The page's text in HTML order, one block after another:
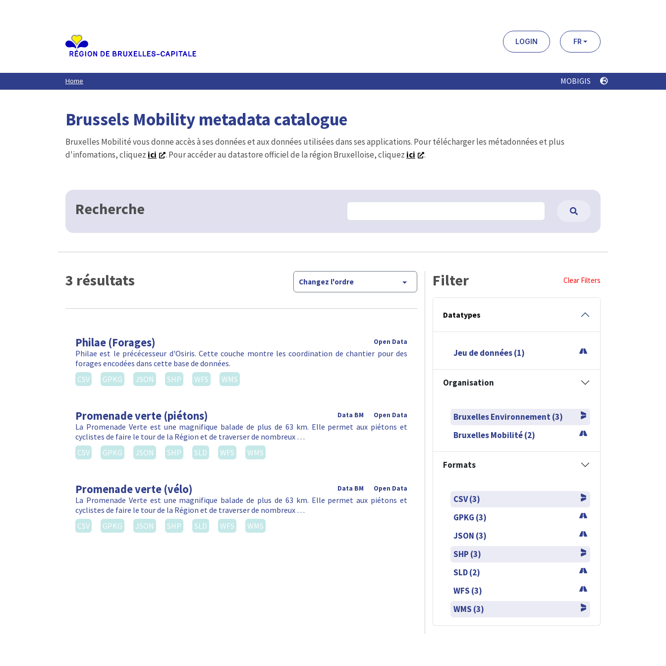
LOGIN FR
Home MOBIGIS
Brussels Mobility metadata catalogue
Bruxelles Mobilité vous donne accès à ses données et aux données utilisées dans ses applications. Pour télécharger les métadonnées et plus
d'infomations, cliquez ici . Pour accéder au datastore officiel de la région Bruxelloise, cliquez ici .
Recherche
3 résultats Changez l'ordre
Philae (Forages) Open Data
Philae est le précécesseur d'Osiris. Cette couche montre les coordination de chantier pour des
forages encodées dans cette base de données.
CSV
GPKG JSON SHP WFS WMS
Promenade verte (piétons) Open Data
Data BM
La Promenade Verte est une magnifique balade de plus de 63 km. Elle permet aux piétons et
cyclistes de faire le tour de la Région et de traverser de nombreux …
CSV
GPKG JSON SHP SLD WFS WMS
Promenade verte (vélo) Open Data
Data BM
La Promenade Verte est une magnifique balade de plus de 63 km. Elle permet aux piétons et
cyclistes de faire le tour de la Région et de traverser de nombreux …
CSV
GPKG JSON SHP SLD WFS WMS
Filter Clear Filters
Datatypes
Jeu de données (1)
Organisation
Bruxelles Environnement (3)
Bruxelles Mobilité (2)
Formats
CSV (3)
GPKG (3)
JSON (3)
SHP (3)
SLD (2)
WFS (3)
WMS (3)